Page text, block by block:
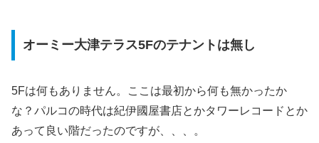
オーミー大津テラス5Fのテナントは無し
5Fは何もありません。ここは最初から何も無かったか
な？パルコの時代は紀伊國屋書店とかタワーレコードとか
あって良い階だったのですが、、、。